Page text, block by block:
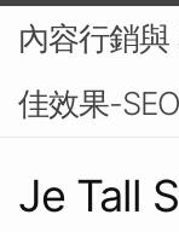
內容行銷與
佳效果-
Je Tall